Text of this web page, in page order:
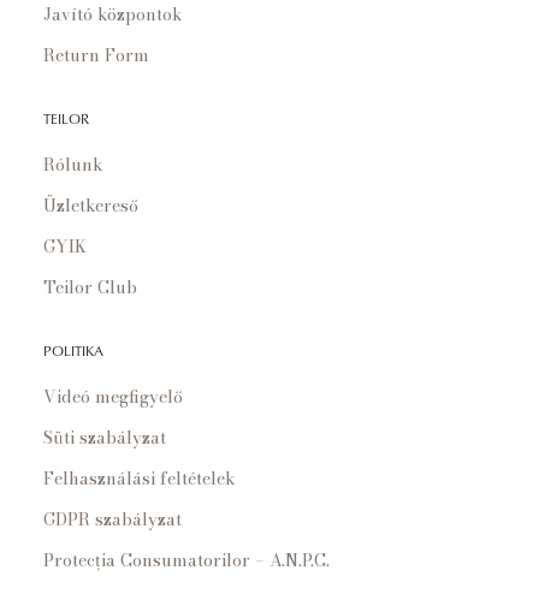
Javító központok
Return Form
TEILOR
Rólunk
Üzletkereső
GYIK
Teilor Club
POLITIKA
Videó megfigyelő
Süti szabályzat
Felhasználási feltételek
GDPR szabályzat
Protecția Consumatorilor – A.N.P.C.